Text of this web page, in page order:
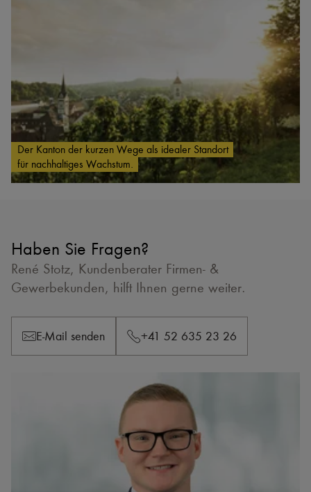
Der Kanton der kurzen Wege als idealer Standort
für nachhaltiges Wachstum.
Haben Sie Fragen?
René Stotz, Kundenberater Firmen- &
Gewerbekunden, hilft Ihnen gerne weiter.
E-Mail senden +41 52 635 23 26